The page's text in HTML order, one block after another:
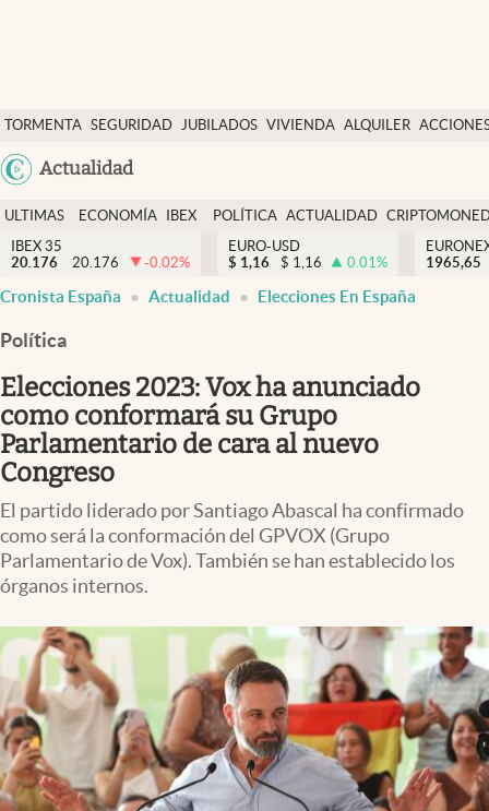
TORMENTA SEGURIDAD JUBILADOS VIVIENDA ALQUILER
USA
Colombia
Actualidad
Economía y finanzas
Política
Actualidad
Criptomonedas
España
ULTIMAS
NOTICIAS
ECONOMÍA
FINANZAS
IBEX
EURO
POLÍTICA ACTUALIDAD
IBEX 35
20.176
20.176 -0.02%
EURO-USD
$ 1,16 $ 1,16 0.01%
1965,65
Cronista España Actualidad Elecciones En España
Política
Elecciones 2023: Vox ha anunciado
como conformará su Grupo
Parlamentario de cara al nuevo
Congreso
El partido liderado por Santiago Abascal ha confirmado
como será la conformación del GPVOX (Grupo
Parlamentario de Vox). También se han establecido los
órganos internos.